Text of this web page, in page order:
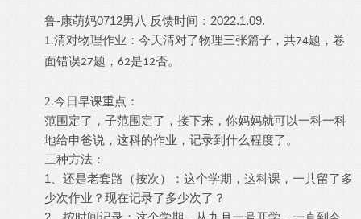
鲁-康萌妈0712男八 反馈时间：2022.1.09.
1.清对物理作业：今天清对了物理三张篇子，共74题，卷
面错误27题， 62是12否。
2.今日早课重点：
范围定了，子范围定了，接下来，你妈妈就可以一科一科
地给申爸说，这科的作业，记录到什么程度了。
三种方法：
1 、还是老套路（按次）：这个学期，这科课，一共留了多
少次作业？现在记录了多少次了？